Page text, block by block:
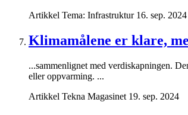
Artikkel Tema: Infrastruktur 16. sep. 2024
Klimamålene er klare,
...sammenlignet med verdiskapningen.
eller oppvarming. ...
Artikkel Tekna Magasinet 19. sep. 2024